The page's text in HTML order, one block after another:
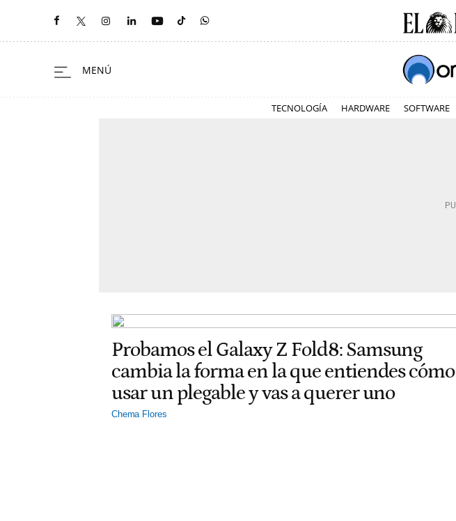
TECNOLOGÍA HARDWARE SOFTWARE
Probamos el Galaxy Z Fold8: Samsung
cambia la forma en la que entiendes cómo
usar un plegable y vas a querer uno
Chema Flores